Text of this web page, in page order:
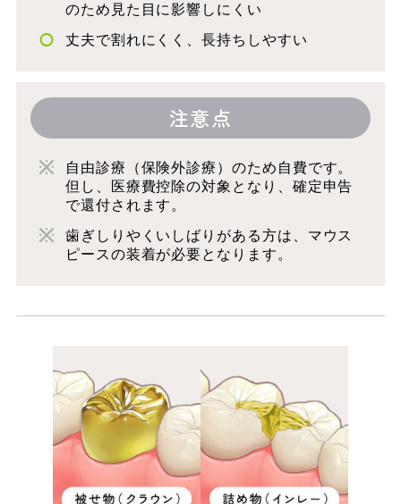
のため見た目に影響しにくい
丈夫で割れにくく、長持ちしやすい
注意点
自由診療（保険外診療）のため自費です。
但し、医療費控除の対象となり、確定申告
で還付されます。
歯ぎしりやくいしばりがある方は、マウス
ピースの装着が必要となります。